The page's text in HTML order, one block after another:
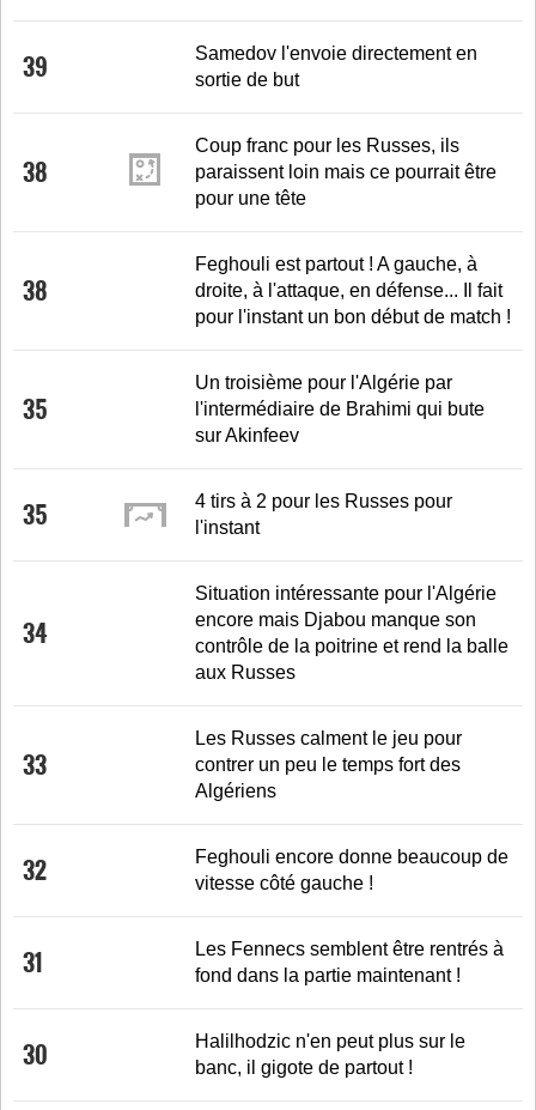
39
Samedov l'envoie directement en
sortie de but
38
Coup franc pour les Russes, ils
paraissent loin mais ce pourrait être
pour une tête
38
Feghouli est partout ! A gauche, à
droite, à l'attaque, en défense... Il fait
pour l'instant un bon début de match !
35
Un troisième pour l'Algérie par
l'intermédiaire de Brahimi qui bute
sur Akinfeev
35
4 tirs à 2 pour les Russes pour
l'instant
34
Situation intéressante pour l'Algérie
encore mais Djabou manque son
contrôle de la poitrine et rend la balle
aux Russes
33
Les Russes calment le jeu pour
contrer un peu le temps fort des
Algériens
32
Feghouli encore donne beaucoup de
vitesse côté gauche !
31
Les Fennecs semblent être rentrés à
fond dans la partie maintenant !
30
Halilhodzic n'en peut plus sur le
banc, il gigote de partout !